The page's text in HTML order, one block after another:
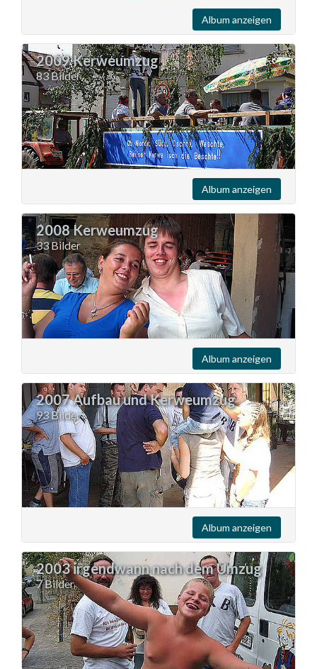
Album anzeigen
2009 Kerweumzug
83 Bilder
Album anzeigen
2008 Kerweumzug
33 Bilder
Album anzeigen
2007 Aufbau und Kerweumzug
93 Bilder
Album anzeigen
2003 irgendwann nach dem Umzug
7 Bilder